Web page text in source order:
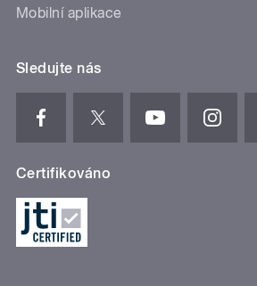
Mobilní aplikace
Sledujte nás
Certifikováno